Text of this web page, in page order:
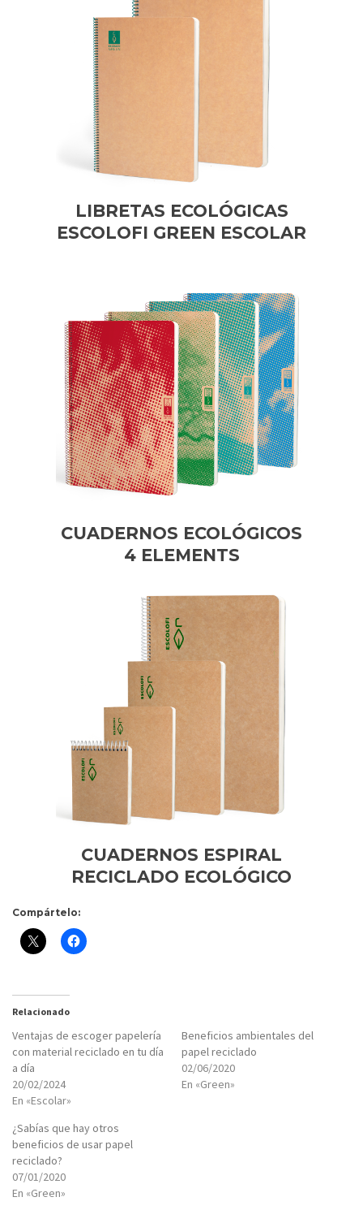
LIBRETAS ECOLÓGICAS
ESCOLOFI GREEN ESCOLAR
CUADERNOS ECOLÓGICOS
4 ELEMENTS
CUADERNOS ESPIRAL
RECICLADO ECOLÓGICO
Compártelo:
Relacionado
Ventajas de escoger papelería
con material reciclado en tu día
a día
20/02/2024
En «Escolar»
Beneficios ambientales del
papel reciclado
02/06/2020
En «Green»
¿Sabías que hay otros
beneficios de usar papel
reciclado?
07/01/2020
En «Green»